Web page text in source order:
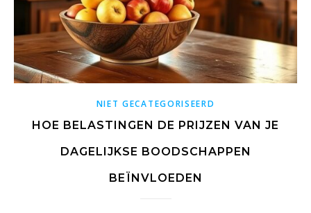
NIET GECATEGORISEERD
HOE BELASTINGEN DE PRIJZEN VAN JE
DAGELIJKSE BOODSCHAPPEN
BEÏNVLOEDEN